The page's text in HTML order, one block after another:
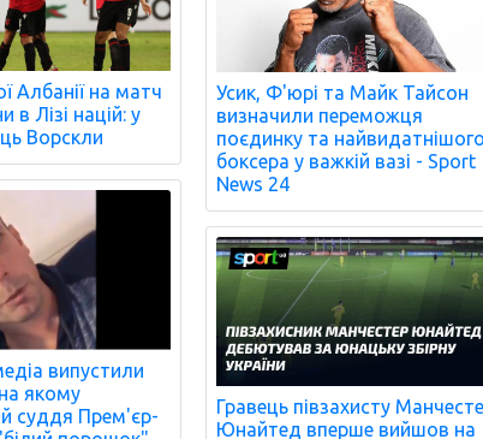
Албанії на матч
в Лізі націй: у
Ворскли
випустили
якому
суддя Прем'єр-
Усик, Ф'юрі та Майк Тайсон
визначили переможця
поєдинку та найвидатнішого
боксера у важкій вазі - Sport
News 24
Гравець півзахисту
Юнайтед вперше вийшов на